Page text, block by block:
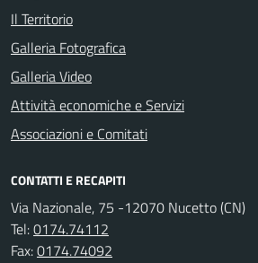
Il Territorio
Galleria Fotografica
Galleria Video
Attività economiche e Servizi
Associazioni e Comitati
CONTATTI E RECAPITI
Via Nazionale, 75 -12070 Nucetto (CN)
Tel:0174.74112
Fax:0174.74092